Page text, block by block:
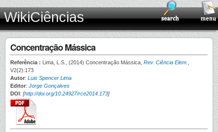
WikiCiências
Concentração Mássica
Referência : Lima, L.S., (2014) Concentração Mássica, Rev. Ciência Elem.
V2(2):173
Autor: Luis Spencer Lima
Editor: Jorge Gonçalves
DOI: [http://doi.org/10.24927/rce2014.173]